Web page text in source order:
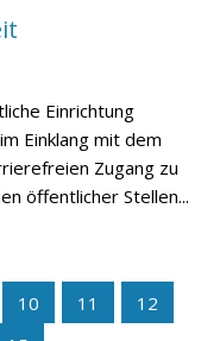
Einrichtung
Einklang mit dem
Zugang zu
öffentlicher Stellen...
10 11
12